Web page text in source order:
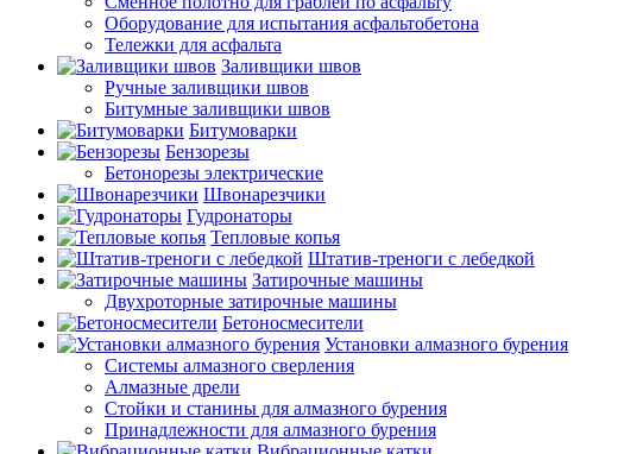
Оборудование для испытания асфальтобетона
Тележки для асфальта
Заливщики швов
Ручные заливщики швов
Битумные заливщики швов
Битумоварки
Бензорезы
Бетонорезы электрические
Швонарезчики
Гудронаторы
Тепловые копья
Штатив-треноги с лебедкой
Затирочные машины
Двухроторные затирочные машины
Бетоносмесители
Установки алмазного бурения
Системы алмазного сверления
Алмазные дрели
Стойки и станины для алмазного бурения
Принадлежности для алмазного бурения